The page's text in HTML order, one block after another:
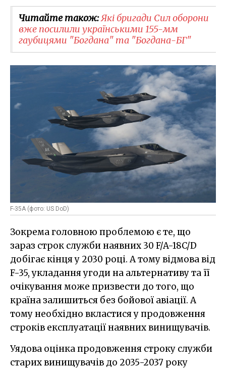
Читайте також:Які бригади Сил оборони
вже посилили українськими 155-мм
гаубицями "Богдана" та "Богдана-БГ"
F-35A (фото: US DoD)
Зокрема головною проблемою є те, що
зараз строк служби наявних 30 F/A-18C/D
добігає кінця у 2030 році. А тому відмова від
F-35, укладання угоди на альтернативу та її
очікування може призвести до того, що
країна залишиться без бойової авіації. А
тому необхідно вкластися у продовження
строків експлуатації наявних винищувачів.
Уядова оцінка продовження строку служби
старих винищувачів до 2035-2037 року